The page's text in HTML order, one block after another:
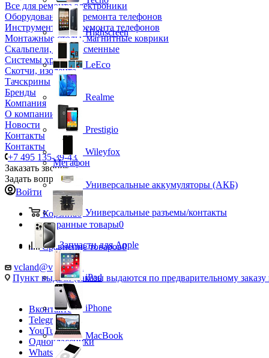
Все для ремонта электроники
Оборудование для ремонта телефонов
Инструменты для ремонта телефонов
Монтажные столы, магнитные коврики
Скальпели, лезвия сменные
Системы хранения
Скотчи, изолента
Тачскрины
Бренды
Компания
О компании
Новости
Контакты
Контакты
+7 495 135-39-43
Заказать звонок
Задать вопрос
Войти
Корзина0
Избранные товары0
Сравнение товаров0
vcland@vcland.ru
Пункт выдачи (заказы выдаются по предварительному заказу
Вконтакте
Telegram
YouTube
Одноклассники
WhatsApp
Highscreen
LeEco
Realme
Prestigio
Wileyfox
Мегафон
Универсальные аккумуляторы (АКБ)
Универсальные разъемы/контакты
Запчасти для Apple
iPad
iPhone
MacBook